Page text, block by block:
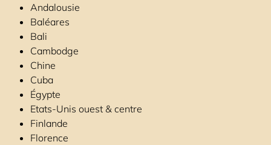
Andalousie
Baléares
Bali
Cambodge
Chine
Cuba
Égypte
Etats-Unis ouest & centre
Finlande
Florence